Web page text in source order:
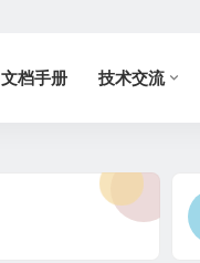
文档手册 技术交流